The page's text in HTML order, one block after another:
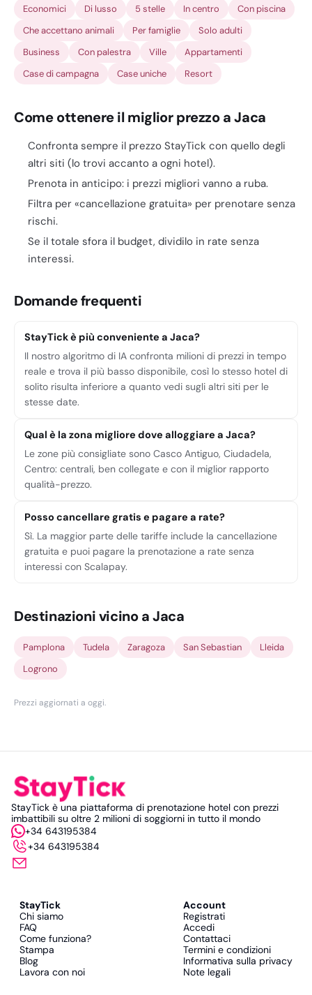
Economici Di lusso 5 stelle In centro
Con piscina
Che accettano animali
Per famiglie
Solo adulti
Business
Con palestra Ville
Appartamenti
Case di campagna
Case uniche Resort
Come ottenere il miglior prezzo a Jaca
Confronta sempre il prezzo StayTick con quello degli
altri siti (lo trovi accanto a ogni hotel).
Prenota in anticipo: i prezzi migliori vanno a ruba.
Filtra per «cancellazione gratuita» per prenotare senza
rischi.
Se il totale sfora il budget, dividilo in rate senza
interessi.
Domande frequenti
StayTick è più conveniente a Jaca?
Il nostro algoritmo di IA confronta milioni di prezzi in tempo
reale e trova il più basso disponibile, così lo stesso hotel di
solito risulta inferiore a quanto vedi sugli altri siti per le
stesse date.
Qual è la zona migliore dove alloggiare a Jaca?
Le zone più consigliate sono Casco Antiguo, Ciudadela,
Centro: centrali, ben collegate e con il miglior rapporto
qualità-prezzo.
Posso cancellare gratis e pagare a rate?
Sì. La maggior parte delle tariffe include la cancellazione
gratuita e puoi pagare la prenotazione a rate senza
interessi con Scalapay.
Destinazioni vicino a Jaca
Pamplona Tudela Zaragoza San Sebastian
Lleida
Logrono
Prezzi aggiornati a oggi.
StayTick è una piattaforma di prenotazione hotel con prezzi
imbattibili su oltre 2 milioni di soggiorni in tutto il mondo
+34 643195384
+34 643195384
StayTick
Chi siamo
FAQ
Come funziona?
Stampa
Blog
Lavora con noi
Account
Registrati
Accedi
Contattaci
Termini e condizioni
Informativa sulla privacy
Note legali